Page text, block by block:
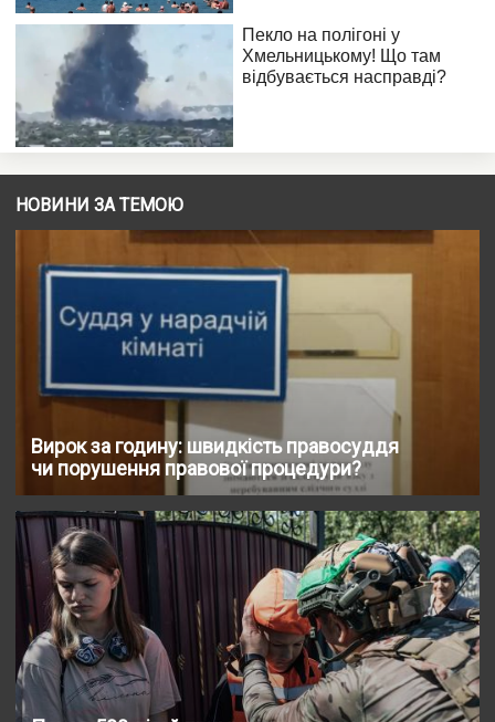
НОВИНИ ЗА ТЕМОЮ
Вирок за годину: швидкість правосуддя
чи порушення правової процедури?